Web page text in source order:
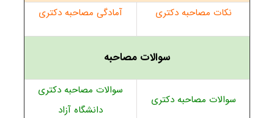
نکات مصاحبه دکتری آمادگی مصاحبه دکتری
سوالات مصاحبه
سوالات مصاحبه دکتری
سوالات مصاحبه دکتری
دانشگاه آزاد